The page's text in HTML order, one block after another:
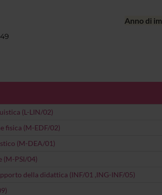
Anno di
(L-LIN/02)
fisica (M-EDF/02)
(M-DEA/01)
(M-PSI/04)
della didattica (INF/01 ,ING-INF/05)